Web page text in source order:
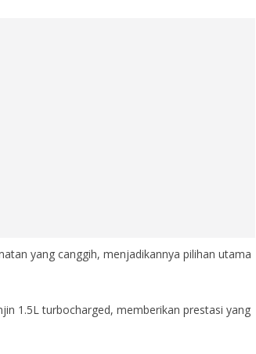
yang canggih, menjadikannya pilihan utama
1.5L turbocharged, memberikan prestasi yang